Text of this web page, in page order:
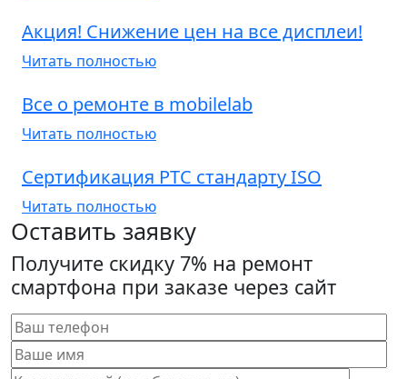
Акция! Снижение цен на все дисплеи!
Читать полностью
Все о ремонте в mobilelab
Читать полностью
Сертификация РТС стандарту ISO
Читать полностью
Оставить заявку
Получите скидку 7% на ремонт
смартфона при заказе через сайт